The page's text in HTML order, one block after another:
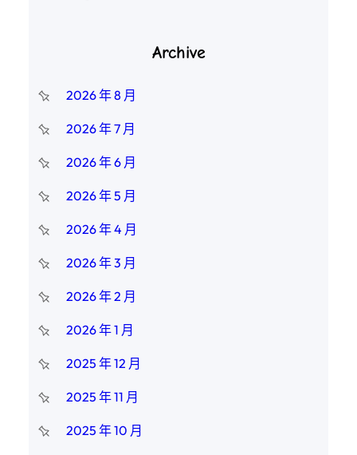
Archive
2026 年 8 月
2026 年 7 月
2026 年 6 月
2026 年 5 月
2026 年 4 月
2026 年 3 月
2026 年 2 月
2026 年 1 月
2025 年 12 月
2025 年 11 月
2025 年 10 月